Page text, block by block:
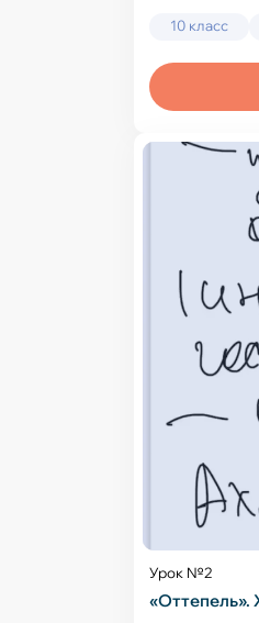
10 класс
Урок №2